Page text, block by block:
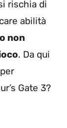
rischia di
abilità
non
. Da qui
Gate 3?